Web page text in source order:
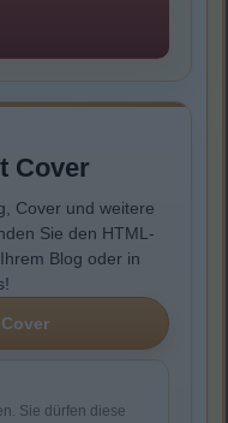
Cover
Cover und weitere
Sie den HTML-
Blog oder in
Sie dürfen diese